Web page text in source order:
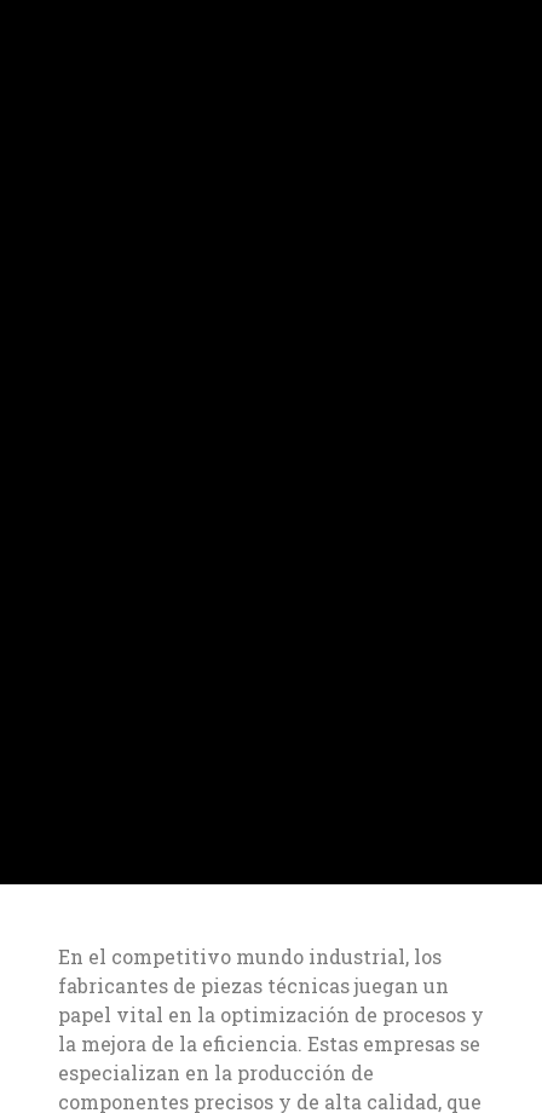
En el competitivo mundo industrial, los
fabricantes de piezas técnicas juegan un
papel vital en la optimización de procesos y
la mejora de la eficiencia. Estas empresas se
especializan en la producción de
componentes precisos y de alta calidad, que